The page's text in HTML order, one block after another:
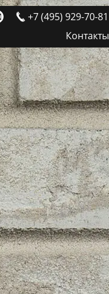
+7 (495) 929-70-81
Контакты